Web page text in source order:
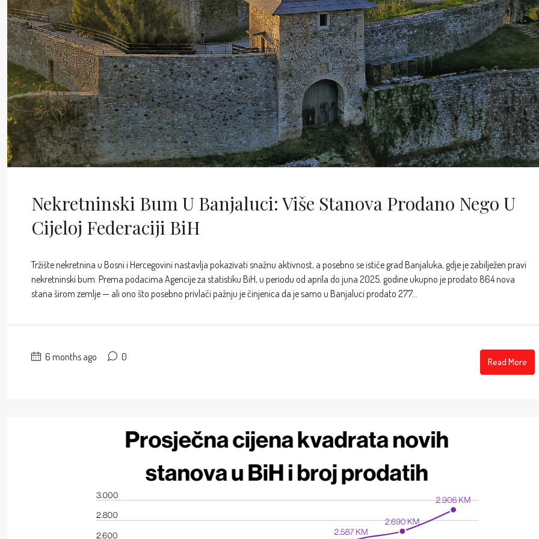
Nekretninski Bum U Banjaluci: Više Stanova Prodano Nego U
Cijeloj Federaciji BiH
Tržište nekretnina u Bosni i Hercegovini nastavlja pokazivati snažnu aktivnost, a posebno se ističe grad Banjaluka, gdje je zabilježen pravi
nekretninski bum. Prema podacima Agencije za statistiku BiH, u periodu od aprila do juna 2025. godine ukupno je prodato 864 nova
stana širom zemlje — ali ono što posebno privlači pažnju je činjenica da je samo u Banjaluci prodato 277...
6 months ago 0 Read More